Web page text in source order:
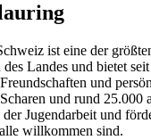
ist eine der
Landes und bietet
und
und rund 25.000
Jugendarbeit und
willkommen sind.